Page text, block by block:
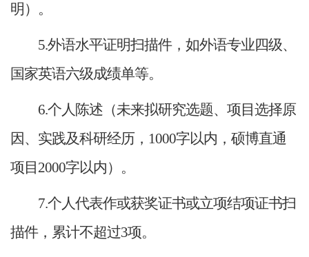
明）。
5.外语水平证明扫描件，如外语专业四级、
国家英语六级成绩单等。
6.个人陈述（未来拟研究选题、项目选择原
因、实践及科研经历，1000字以内，硕博直通
项目2000字以内）。
7.个人代表作或获奖证书或立项结项证书扫
描件，累计不超过3项。